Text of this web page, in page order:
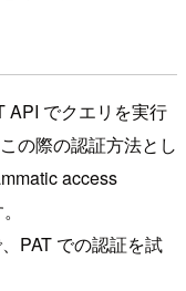
API でクエリを実行
の際の認証方法とし
access
PAT での認証を試